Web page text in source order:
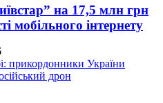
на 17,5 млн грн
мобільного інтернету